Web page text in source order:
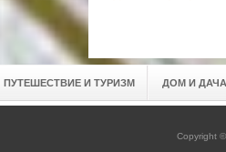
ПУТЕШЕСТВИЕ И ТУРИЗМ ДОМ И ДАЧА
Copyright